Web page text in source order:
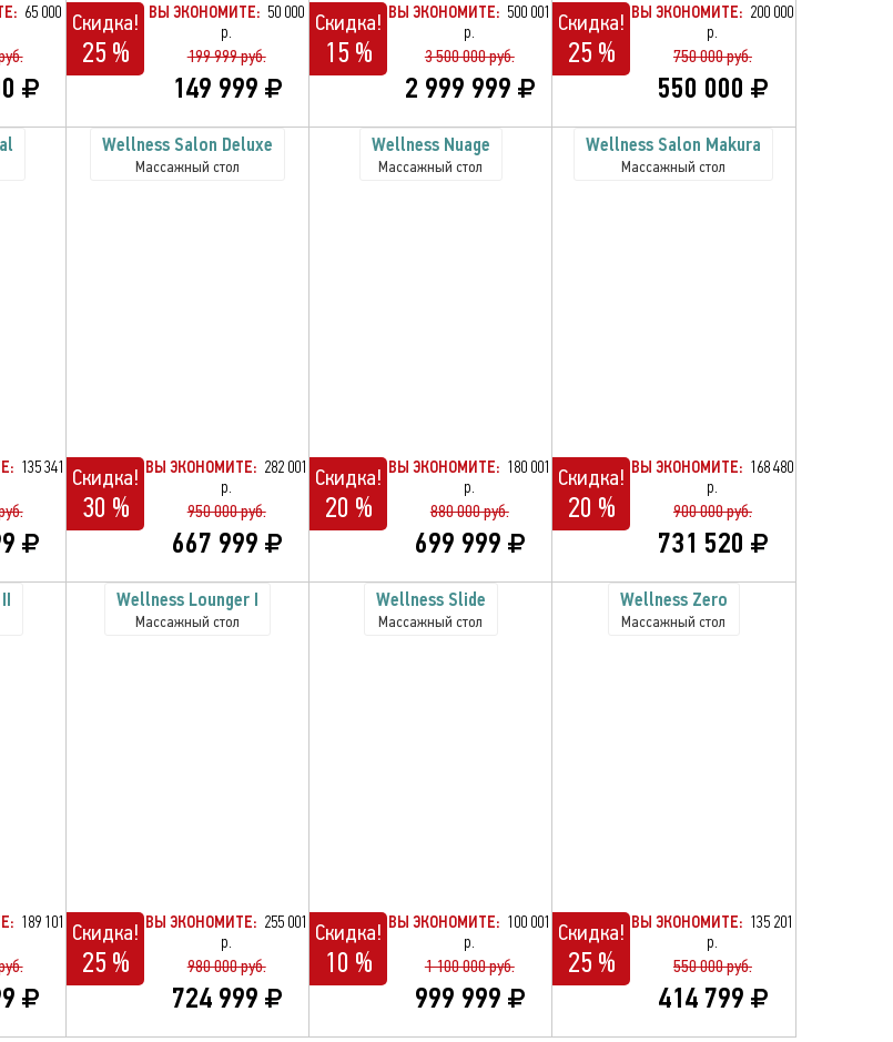
65 000
Скидка!
25 %
ВЫ ЭКОНОМИТЕ: 50 000
р.
199 999 руб.
149 999
Скидка!
15 %
ВЫ ЭКОНОМИТЕ: 500 001
р.
3 500 000 руб.
2 999 999
Скидка!
25 %
ВЫ ЭКОНОМИТЕ: 200 000
р.
750 000 руб.
550 000
135 341
Wellness Salon Deluxe
Массажный стол
Скидка!
30 %
ВЫ ЭКОНОМИТЕ: 282 001
р.
950 000 руб.
667 999
Wellness Nuage
Массажный стол
Скидка!
20 %
ВЫ ЭКОНОМИТЕ: 180 001
р.
880 000 руб.
699 999
Wellness Salon Makura
Массажный стол
Скидка!
20 %
ВЫ ЭКОНОМИТЕ: 168 480
р.
900 000 руб.
731 520
189 101
Wellness Lounger I
Массажный стол
Скидка!
25 %
ВЫ ЭКОНОМИТЕ: 255 001
р.
980 000 руб.
724 999
Wellness Slide
Массажный стол
Скидка!
10 %
ВЫ ЭКОНОМИТЕ: 100 001
р.
1 100 000 руб.
999 999
Wellness Zero
Массажный стол
Скидка!
25 %
ВЫ ЭКОНОМИТЕ: 135 201
р.
550 000 руб.
414 799